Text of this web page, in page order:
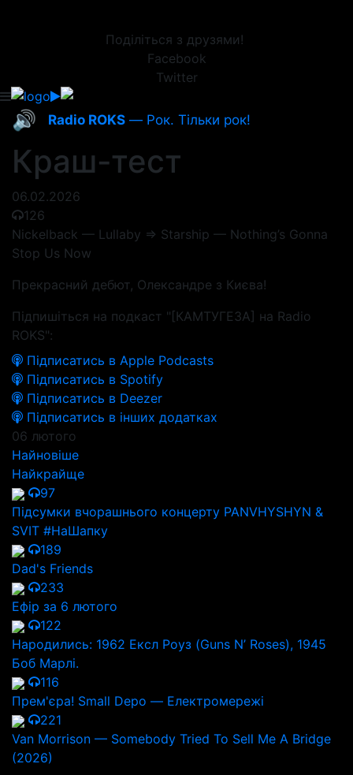
Поділіться з друзями!
Facebook
Twitter
🔊 Radio ROKS — Рок. Тільки рок!
Краш-тест
06.02.2026
126
Nickelback — Lullaby => Starship — Nothing’s Gonna
Stop Us Now
Прекрасний дебют, Олександре з Києва!
Підпишіться на подкаст "[КАМТУГЕЗА] на Radio
ROKS":
Підписатись в Apple Podcasts
Підписатись в Spotify
Підписатись в Deezer
Підписатись в інших додатках
06 лютого
Найновіше
Найкрайще
97
Підсумки вчорашнього концерту PANVHYSHYN &
SVIT #НаШапку
189
Dad's Friends
233
Ефір за 6 лютого
122
Народились: 1962 Ексл Роуз (Guns N’ Roses), 1945
Боб Марлі.
116
Прем'єра! Small Depo — Електромережі
221
Van Morrison — Somebody Tried To Sell Me A Bridge
(2026)